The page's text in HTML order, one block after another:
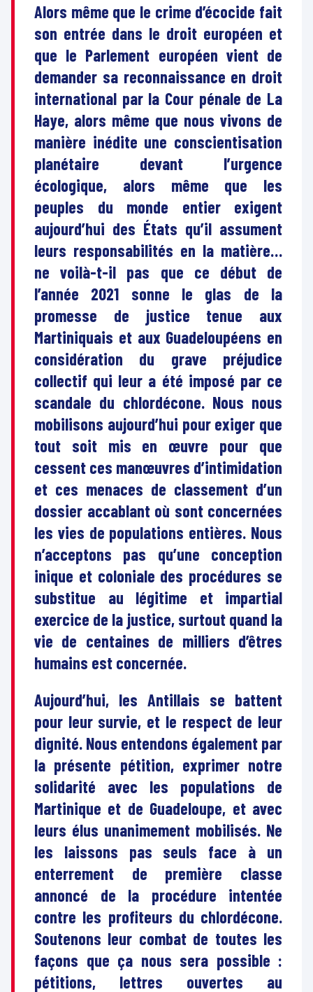
Alors même que le crime d’écocide fait
son entrée dans le droit européen et
que le Parlement européen vient de
demander sa reconnaissance en droit
international par la Cour pénale de La
Haye, alors même que nous vivons de
manière inédite une conscientisation
planétaire devant l’urgence
écologique, alors même que les
peuples du monde entier exigent
aujourd’hui des États qu’il assument
leurs responsabilités en la matière…
ne voilà-t-il pas que ce début de
l’année 2021 sonne le glas de la
promesse de justice tenue aux
Martiniquais et aux Guadeloupéens en
considération du grave préjudice
collectif qui leur a été imposé par ce
scandale du chlordécone. Nous nous
mobilisons aujourd’hui pour exiger que
tout soit mis en œuvre pour que
cessent ces manœuvres d’intimidation
et ces menaces de classement d’un
dossier accablant où sont concernées
les vies de populations entières. Nous
n’acceptons pas qu’une conception
inique et coloniale des procédures se
substitue au légitime et impartial
exercice de la justice, surtout quand la
vie de centaines de milliers d’êtres
humains est concernée.
Aujourd’hui, les Antillais se battent
pour leur survie, et le respect de leur
dignité. Nous entendons également par
la présente pétition, exprimer notre
solidarité avec les populations de
Martinique et de Guadeloupe, et avec
leurs élus unanimement mobilisés. Ne
les laissons pas seuls face à un
enterrement de première classe
annoncé de la procédure intentée
contre les profiteurs du chlordécone.
Soutenons leur combat de toutes les
façons que ça nous sera possible :
pétitions, lettres ouvertes au